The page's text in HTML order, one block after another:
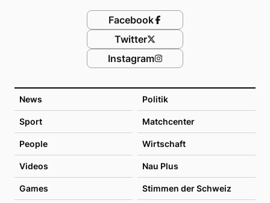
News Politik
Sport Matchcenter
People Wirtschaft
Videos Nau Plus
Games Stimmen der Schweiz
Facebook
Twitter
Instagram